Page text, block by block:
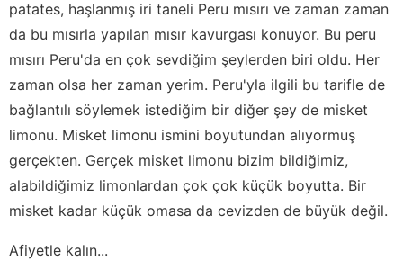
patates, haşlanmış iri taneli Peru mısırı ve zaman zaman
da bu mısırla yapılan mısır kavurgası konuyor. Bu peru
mısırı Peru'da en çok sevdiğim şeylerden biri oldu. Her
zaman olsa her zaman yerim. Peru'yla ilgili bu tarifle de
bağlantılı söylemek istediğim bir diğer şey de misket
limonu. Misket limonu ismini boyutundan alıyormuş
gerçekten. Gerçek misket limonu bizim bildiğimiz,
alabildiğimiz limonlardan çok çok küçük boyutta. Bir
misket kadar küçük omasa da cevizden de büyük değil.
Afiyetle kalın...